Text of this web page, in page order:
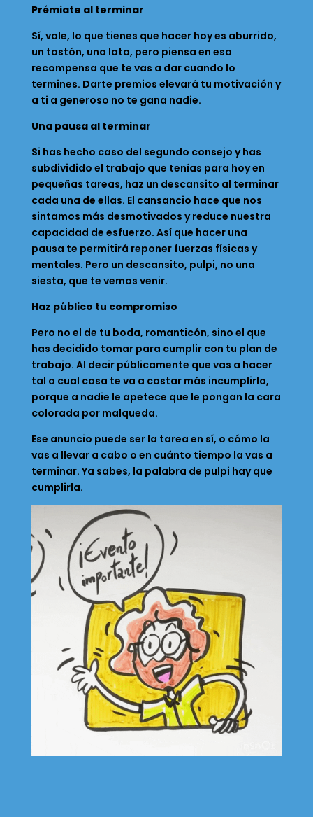
Prémiate al terminar
Sí, vale, lo que tienes que hacer hoy es aburrido,
un tostón, una lata, pero piensa en esa
recompensa que te vas a dar cuando lo
termines. Darte premios elevará tu motivación y
a ti a generoso no te gana nadie.
Una pausa al terminar
Si has hecho caso del segundo consejo y has
subdividido el trabajo que tenías para hoy en
pequeñas tareas, haz un descansito al terminar
cada una de ellas. El cansancio hace que nos
sintamos más desmotivados y reduce nuestra
capacidad de esfuerzo. Así que hacer una
pausa te permitirá reponer fuerzas físicas y
mentales. Pero un descansito, pulpi, no una
siesta, que te vemos venir.
Haz público tu compromiso
Pero no el de tu boda, romanticón, sino el que
has decidido tomar para cumplir con tu plan de
trabajo. Al decir públicamente que vas a hacer
tal o cual cosa te va a costar más incumplirlo,
porque a nadie le apetece que le pongan la cara
colorada por malqueda.
Ese anuncio puede ser la tarea en sí, o cómo la
vas a llevar a cabo o en cuánto tiempo la vas a
terminar. Ya sabes, la palabra de pulpi hay que
cumplirla.